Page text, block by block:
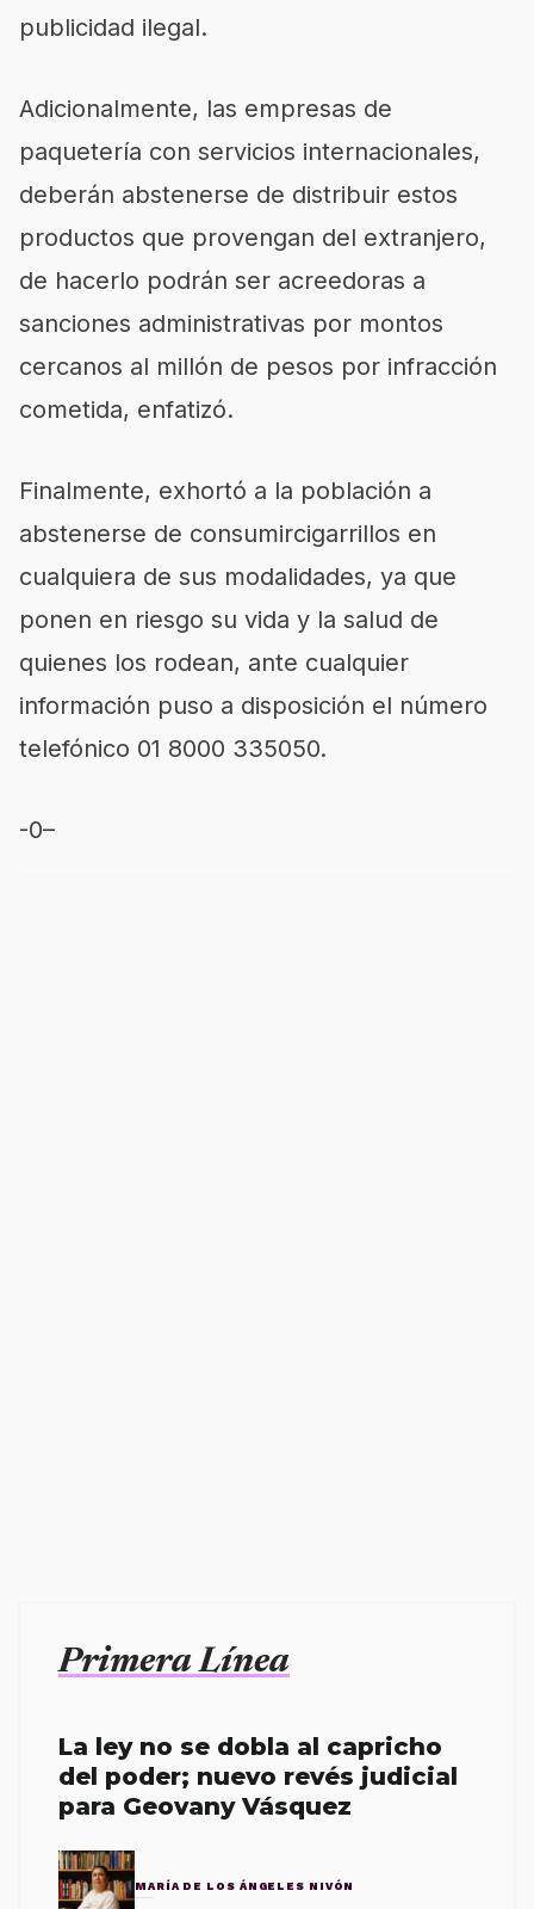
publicidad ilegal.
Adicionalmente, las empresas de
paquetería con servicios internacionales,
deberán abstenerse de distribuir estos
productos que provengan del extranjero,
de hacerlo podrán ser acreedoras a
sanciones administrativas por montos
cercanos al millón de pesos por infracción
cometida, enfatizó.
Finalmente, exhortó a la población a
abstenerse de consumircigarrillos en
cualquiera de sus modalidades, ya que
ponen en riesgo su vida y la salud de
quienes los rodean, ante cualquier
información puso a disposición el número
telefónico 01 8000 335050.
-0–
Primera Línea
La ley no se dobla al capricho
del poder; nuevo revés judicial
para Geovany Vásquez
MARÍA DE LOS ÁNGELES NIVÓN